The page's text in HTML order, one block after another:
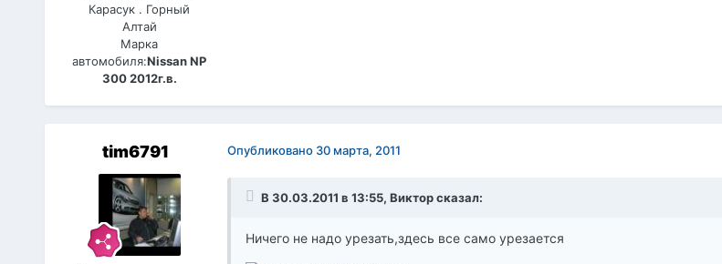
Карасук . Горный
Алтай
Марка
автомобиля:Nissan NP
300 2012г.в.
tim6791 Опубликовано 30 марта, 2011
В 30.03.2011 в 13:55, Виктор сказал:
Ничего не надо урезать,здесь все само урезается